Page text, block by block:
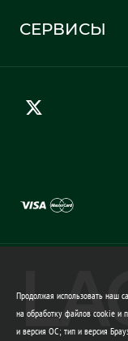
Правила возврата
Карта сайта
СЕРВИСЫ
Продолжая использовать наш
на обработку файлов cookie и
и версия ОС; тип и версия